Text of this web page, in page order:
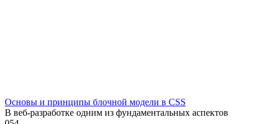
Основы и принципы блочной модели в CSS
В веб-разработке одним из фундаментальных аспектов